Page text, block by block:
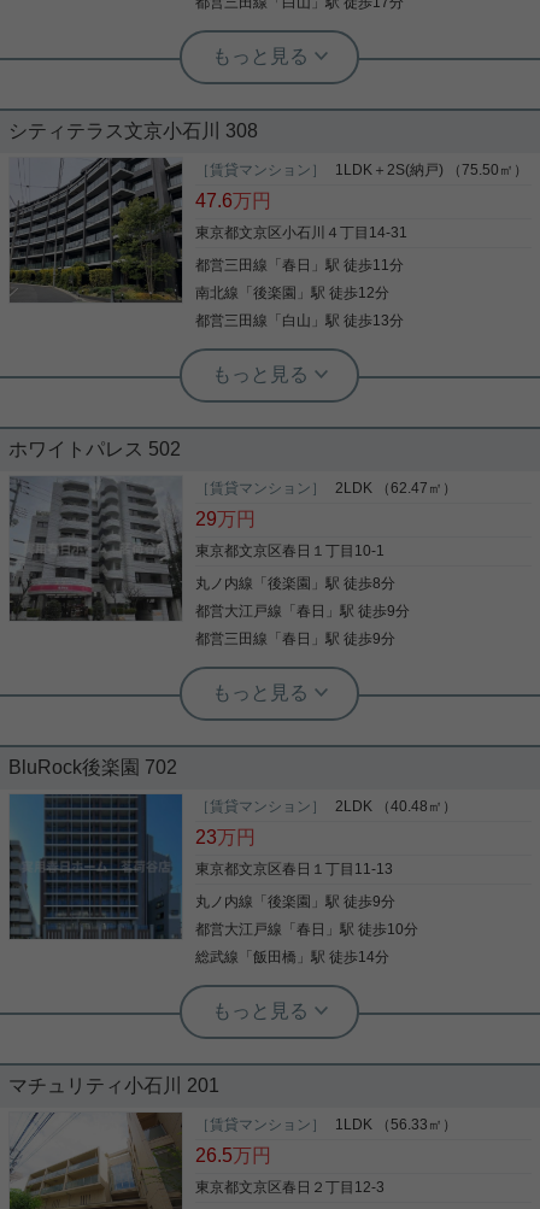
実用春日ホーム 茗荷谷店 上村啓士
（株）モリモト旧分譲／ペット２匹飼
格と威厳に満ちた小石川、旧竹早町の ディアナコー
ト小石川竹早のご紹介です。 ６階部分１ＳＬＤＫの
お部屋は充実した設備と 豊富な収納スペースで使い
勝手良好となっております。 現在室内はリフォーム
気軽にお問い合わせくださいませ。
写真(9)
シティテラス文京小石川 308
［賃貸マンション］ 1LDK＋2S(納戸) （75.50㎡）
47.6万円
東京都文京区小石川４丁目14-31
都営三田線 「春日 」駅 徒歩11分
南北線 「後楽園 」駅 徒歩12分
都営三田線 「 白山 」駅 徒歩13分
実用春日ホーム 茗荷谷店 堀田枝里
1LDK+サービスルーム！南向きのお部
写真(9)
詳細を見る
ホワイトパレス 502
［賃貸マンション］ 2LDK （62.47㎡）
29万円
東京都文京区春日１丁目10-1
丸ノ内線 「後楽園 」駅 徒歩8分
都営大江戸線 「春日 」駅 徒歩9分
都営三田線 「春日 」駅 徒歩9分
実用春日ホーム 茗荷谷店 堀田枝里
大規模リノベーション済み！2LDK・
リノベーション済みのお部屋☆ オール電化で、3口
IHコンロに食洗機あり！ 全部屋にエアコンも設置予
定です！ ペットの飼育も可能！(犬1匹または猫2匹
まで) 機械式ではございますが、 駐車場の空きもご
お電話でのご相談もお気軽にどうぞ★ 実用春日ホー
ム株式会社 茗荷谷店 TEL：03-6902-5021
写真(9)
詳細を見る
BluRock後楽園 702
［賃貸マンション］ 2LDK （40.48㎡）
23万円
東京都文京区春日１丁目11-13
丸ノ内線 「後楽園 」駅 徒歩9分
都営大江戸線 「春日 」駅 徒歩10分
総武線 「飯田橋 」駅 徒歩14分
実用春日ホーム 茗荷谷店 上村啓士
後楽園駅徒歩7分◇築浅2LDK◇小型
3年の2LDKマンションのご紹介です。 南西向きで明
るい室内、浴室乾燥機、食洗器、宅配ボックス等、
充実の設備。 1階部分にはコンビニがございます。
インターネット無料です。 自信をもってご紹介でき
マチュリティ小石川 201
［賃貸マンション］ 1LDK （56.33㎡）
26.5万円
東京都文京区春日２丁目12-3